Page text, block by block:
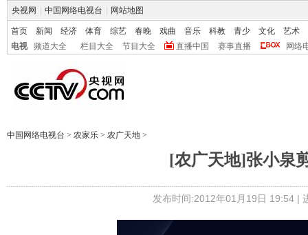
央视网 中国网络电视台 网站地图
首页 新闻 经济 体育 综艺 春晚 戏曲 音乐 科教 青少 文化
艺术
电视
频道大全 栏目大全 节目大全 直播中国 赛事直播 网络
中国网络电视台 > 农家乐 > 农广天地 >
[农广天地]张小泉
发布时间:2012年01月19日 19:54 |